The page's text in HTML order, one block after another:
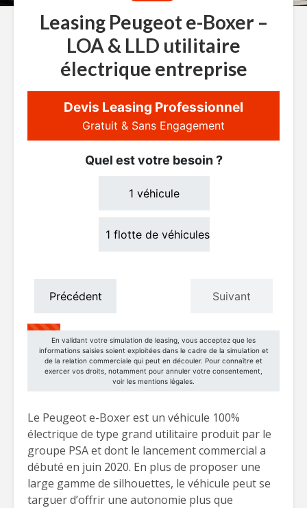
Leasing Peugeot e-Boxer –
LOA & LLD utilitaire
électrique entreprise
Le Peugeot e-Boxer est un véhicule 100%
électrique de type grand utilitaire produit par le
groupe PSA et dont le lancement commercial a
débuté en juin 2020. En plus de proposer une
large gamme de silhouettes, le véhicule peut se
targuer d’offrir une autonomie plus que